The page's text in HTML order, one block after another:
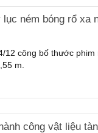
ném bóng rổ xa
12 công bố thước
m.
công vật liệu